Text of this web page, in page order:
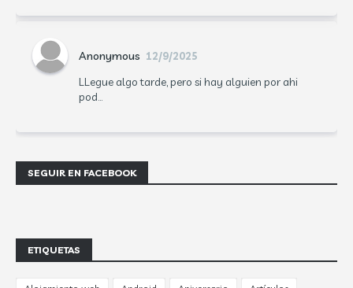
Anonymous 12/9/2025
LLegue algo tarde, pero si hay alguien por ahi
pod...
SEGUIR EN FACEBOOK
ETIQUETAS